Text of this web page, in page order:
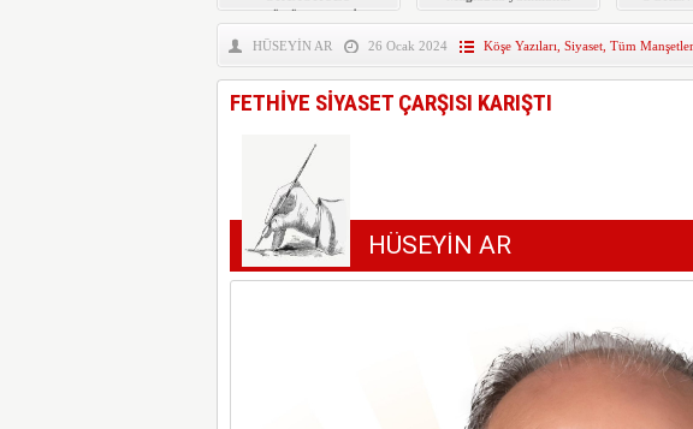
YENİLENDİ
HÜSEYİN AR
26 Ocak 2024 Köşe Yazıları Siyaset, Tüm Manşetler
FETHİYE SİYASET ÇARŞISI KARIŞTI
HÜSEYİN AR